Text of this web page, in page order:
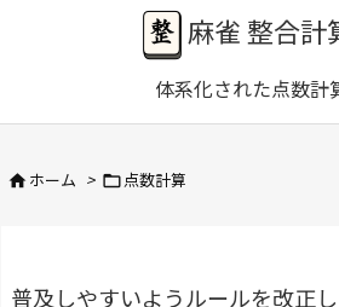
麻雀 整合計
体系化された点数計
ホーム > 点数計算
普及しやすいようルールを改正し